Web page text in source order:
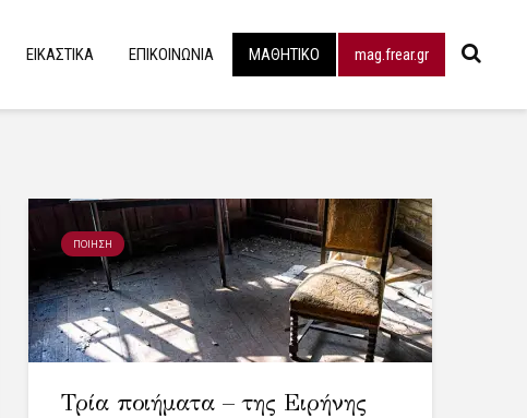
ΕΙΚΑΣΤΙΚΑ ΕΠΙΚΟΙΝΩΝΙΑ ΜΑΘΗΤΙΚΟ mag.frear.gr
ΠΟΙΗΣΗ
Τρία ποιήματα – της Ειρήνης